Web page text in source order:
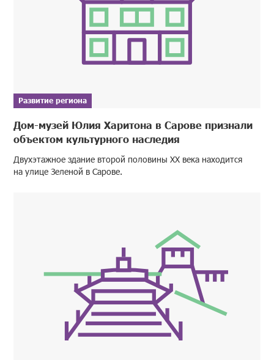
Развитие региона
Дом-музей Юлия Харитона в Сарове признали
объектом культурного наследия
Двухэтажное здание второй половины XX века находится
на улице Зеленой в Сарове.